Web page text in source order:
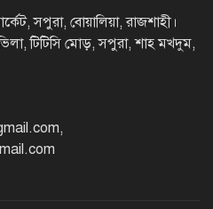
গণতান্ত্রিক রাজনৈতিক অধিকার
দিন: প্রধানমন্ত্রী
সান্তোস
সপুরা, বোয়ালিয়া, রাজশাহী।
টিটিসি মোড়, সপুরা, শাহ মখদুম,
,